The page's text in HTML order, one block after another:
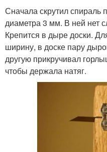
Сначала скрутил спираль
диаметра 3 мм. В ней нет
Крепится в дыре доски.
ширину, в доске пару
другую прикручивал
чтобы держала натяг.